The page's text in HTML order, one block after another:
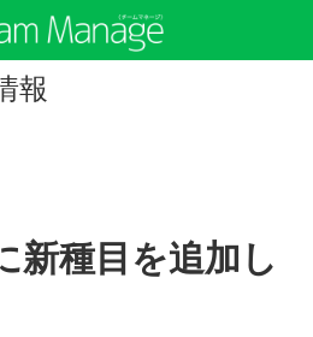
報
新種目を追加し